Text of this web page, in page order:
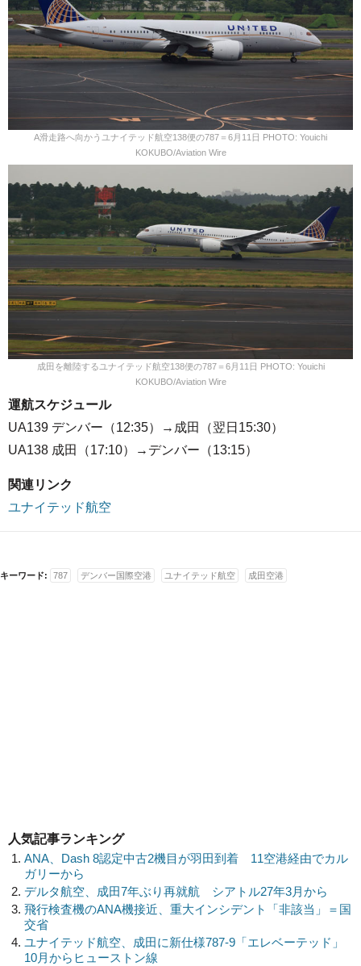
A滑走路へ向かうユナイテッド航空138便の787＝6月11日 PHOTO: Youichi
KOKUBO/Aviation Wire
成田を離陸するユナイテッド航空138便の787＝6月11日 PHOTO: Youichi
KOKUBO/Aviation Wire
運航スケジュール
UA139 デンバー（12:35）→成田（翌日15:30）
UA138 成田（17:10）→デンバー（13:15）
関連リンク
ユナイテッド航空
キーワード: 787 デンバー国際空港 ユナイテッド航空 成田空港
人気記事ランキング
ANA、Dash 8認定中古2機目が羽田到着 11空港経由でカル
ガリーから
デルタ航空、成田7年ぶり再就航 シアトル27年3月から
飛行検査機のANA機接近、重大インシデント「非該当」＝国
交省
ユナイテッド航空、成田に新仕様787-9「エレベーテッド」
10月からヒューストン線